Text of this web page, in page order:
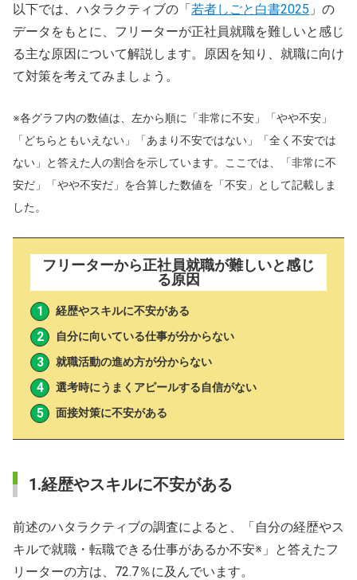
以下では、ハタラクティブの「若者しごと白書2025 」の
データをもとに、フリーターが正社員就職を難しいと感じ
る主な原因について解説します。原因を知り、就職に向け
て対策を考えてみましょう。
※各グラフ内の数値は、左から順に「非常に不安」「やや不安」
「どちらともいえない」「あまり不安ではない」「全く不安では
ない」と答えた人の割合を示しています。ここでは、「非常に不
安だ」「やや不安だ」を合算した数値を「不安」として記載しま
した。
フリーターから正社員就職が難しいと感じ
る原因
経歴やスキルに不安がある
自分に向いている仕事が分からない
就職活動の進め方が分からない
選考時にうまくアピールする自信がない
面接対策に不安がある
1.経歴やスキルに不安がある
前述のハタラクティブの調査によると、「自分の経歴やス
キルで就職・転職できる仕事があるか不安※」と答えたフ
リーターの方は、72.7％に及んでいます。